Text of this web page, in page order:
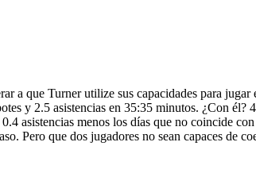
a que Turner utilize sus capacidades para jugar
y 2.5 asistencias en 35:35 minutos. ¿Con él?
asistencias menos los días que no coincide
Pero que dos jugadores no sean capaces de